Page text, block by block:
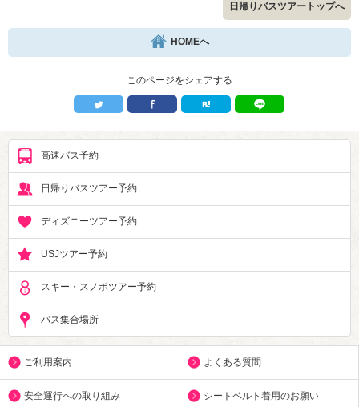
日帰りバスツアートップへ
HOMEへ
このページをシェアする
高速バス予約
日帰りバスツアー予約
ディズニーツアー予約
USJツアー予約
スキー・スノボツアー予約
バス集合場所
ご利用案内 よくある質問
安全運行への取り組み シートベルト着用のお願い